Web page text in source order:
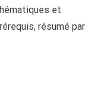
et
résumé par